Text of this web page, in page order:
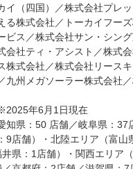
イ（四国）／株式会社プレ
る株式会社／トーカイフー
ビス／株式会社サン・シン
会社ティ・アシスト／株式
株式会社／株式会社リース
九州メガソーラー株式会社
年6月1日現在
知県：50 店舗／岐阜県：37
9店舗）・北陸エリア（富山
県：1店舗）・関西エリア